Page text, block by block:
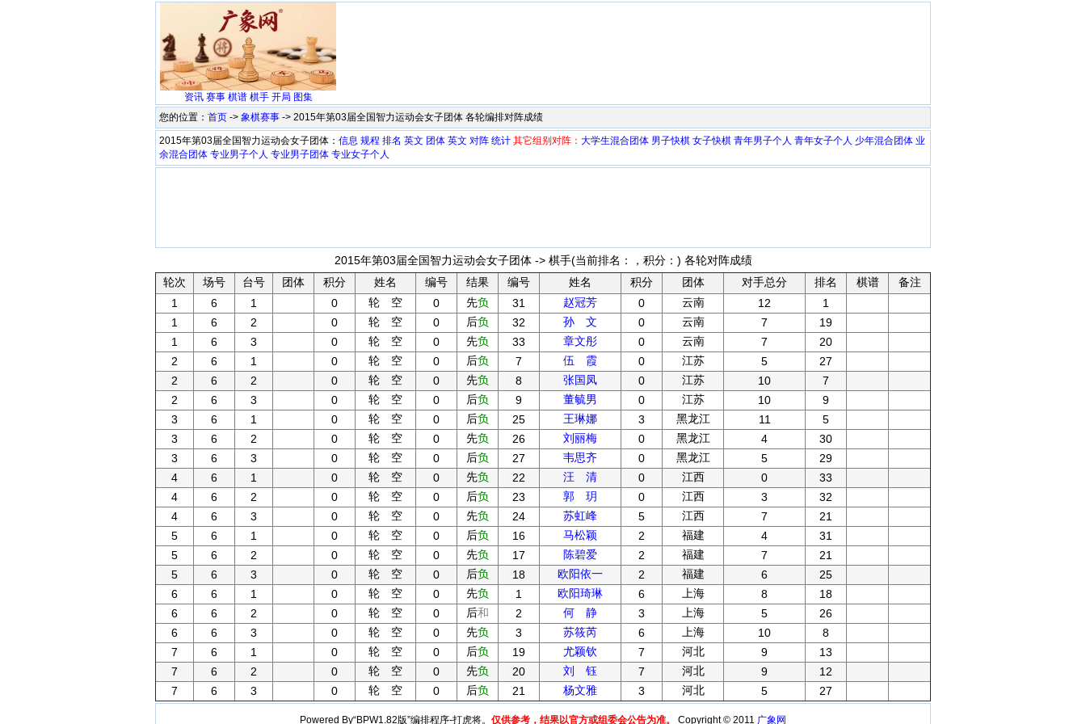
资讯 赛事 棋谱 棋手 开局 图集
您的位置： 首页 -> 象棋赛事 -> 2015年第03届全国智力运动会女子团体 各轮编排对阵成绩
2015年第03届全国智力运动会女子团体： 信息 规程 排名 英文 团体 英文 对阵 统计 其它组别对阵： 大学生混合团体 男子快棋 女子快棋 青年男子个人 青年女子个人 少年混合团体 业
余混合团体 专业男子个人 专业男子团体 专业女子个人
2015年第03届全国智力运动会女子团体 -> 棋手(当前排名： ，积分： ) 各轮对阵成绩
轮次
场号 台号 团体 积分 姓名 编号 结果 编号 姓名 积分 团体 对手总分 排名 棋谱
备注
1
6 1 0 轮 空 0 先负 31 赵冠芳 0 云南 12
1
1
6 2 0 轮 空 0 后负 32 孙 文 0 云南 7
19
1
6 3 0 轮 空 0 先负 33 章文彤 0 云南 7
20
2
6 1 0 轮 空 0 后负 7 伍 霞 0 江苏 5
27
2
6 2 0 轮 空 0 先负 8 张国凤 0 江苏 10
7
2
6 3 0 轮 空 0 后负 9 董毓男 0 江苏 10
9
3
6 1 0 轮 空 0 后负 25 王琳娜 3 黑龙江 11
5
3
6 2 0 轮 空 0 先负 26 刘丽梅 0 黑龙江 4
30
3
6 3 0 轮 空 0 后负 27 韦思齐 0 黑龙江 5
29
4
6 1 0 轮 空 0 先负 22 汪 清 0 江西 0
33
4
6 2 0 轮 空 0 后负 23 郭 玥 0 江西 3
32
4
6 3 0 轮 空 0 先负 24 苏虹峰 5 江西 7
21
5
6 1 0 轮 空 0 后负 16 马松颖 2 福建 4
31
5
6 2 0 轮 空 0 先负 17 陈碧爱 2 福建 7
21
5
6 3 0 轮 空 0 后负 18 欧阳依一 2 福建 6
25
6
6 1 0 轮 空 0 先负 1 欧阳琦琳 6 上海 8
18
6
6 2 0 轮 空 0 后和 2 何 静 3 上海 5
26
6
6 3 0 轮 空 0 先负 3 苏筱芮 6 上海 10
8
7
6 1 0 轮 空 0 后负 19 尤颖钦 7 河北 9
13
7
6 2 0 轮 空 0 先负 20 刘 钰 7 河北 9
12
7
6 3 0 轮 空 0 后负 21 杨文雅 3 河北 5 27
Powered By“BPW1.82版”编排程序-打虎将。 仅供参考，结果以官方或组委会公告为准。 Copyright © 2011 广象网